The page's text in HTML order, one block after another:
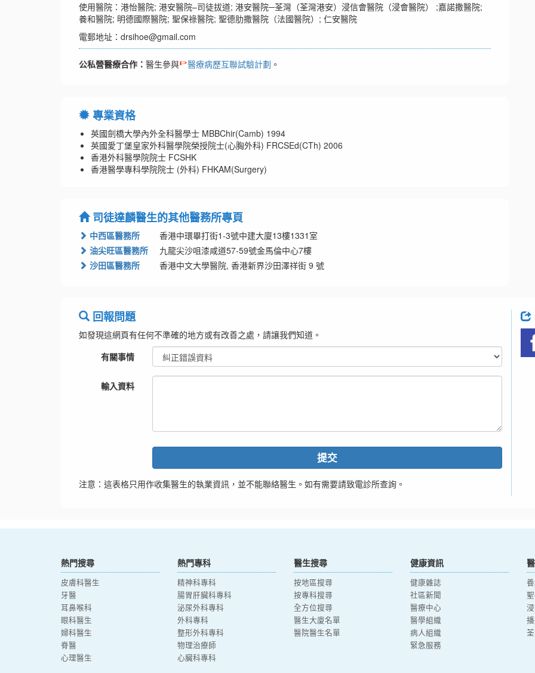
使用醫院：港怡醫院; 港安醫院–司徒拔道; 港安醫院─荃灣（荃灣港安）浸信會醫院（浸會醫院） ;嘉諾撒醫院;
養和醫院; 明德國際醫院; 聖保祿醫院; 聖德肋撒醫院（法國醫院）; 仁安醫院
電郵地址：drsihoe@gmail.com
公私營醫療合作： 醫生參與 醫療病歷互聯試驗計劃 。
專業資格
英國劍橋大學內外全科醫學士 MBBChir(Camb) 1994
英國愛丁堡皇家外科醫學院榮授院士(心胸外科) FRCSEd(CTh) 2006
香港外科醫學院院士 FCSHK
香港醫學專科學院院士 (外科) FHKAM(Surgery)
司徒達麟醫生的其他醫務所專頁
中西區醫務所
香港中環畢打街1-3號中建大廈13樓1331室
油尖旺區醫務所
九龍尖沙咀漆咸道57-59號金馬倫中心7樓
沙田區醫務所
香港中文大學醫院, 香港新界沙田澤祥街 9 號
回報問題
如發現這網頁有任何不準確的地方或有改善之處，請讓我們知道。
有關事情
輸入資料
提交
注意：這表格只用作收集醫生的執業資訊，並不能聯絡醫生。如有需要請致電診所查詢。
熱門搜尋
皮膚科醫生
牙醫
耳鼻喉科
眼科醫生
婦科醫生
脊醫
心理醫生
熱門專科
精神科專科
腸胃肝臟科專科
泌尿外科專科
外科專科
整形外科專科
物理治療師
心臟科專科
醫生搜尋
按地區搜尋
按專科搜尋
全方位搜尋
醫生大廈名單
醫院醫生名單
健康資訊
健康雜誌
社區新聞
醫療中心
醫學組織
病人組織
緊急服務